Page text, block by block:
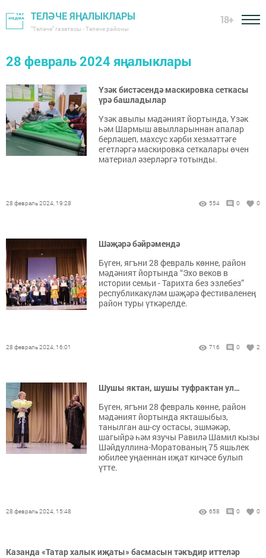
ТЕЛӘЧЕ ЯҢАЛЫКЛАРЫ
"Теләче" газетасы - Теләче районы
18+
28 февраль 2024 яңалыклары
Үзәк бистәсендә маскировка сеткасы
үрә башладылар
Үзәк авылы мәдәният йортында, Үзәк
һәм Шармыш авылларыннан апалар
берләшеп, махсус хәрби хезмәттәге
егетләргә маскировка сеткалары өчен
материал әзерләргә тотынды.
28 февраль 2024, 19:28 554 0 0
Шәҗәрә бәйрәмендә
Бүген, ягъни 28 февраль көнне, район
мәдәният йортында “Эхо веков в
истории семьи - Тарихта без эзлебез”
республикакүләм шәҗәрә фестиваленең
район туры үткәрелде.
28 февраль 2024, 16:01 716 0 2
Шушы яктан, шушы туфрактан ул…
Бүген, ягъни 28 февраль көнне, район
мәдәният йортында якташыбыз,
танылган аш-су остасы, эшмәкәр,
шагыйрә һәм язучы Равилә Шамил кызы
Шәйдуллина-Моратованың 75 яшьлек
юбилее уңаеннан иҗат кичәсе булып
үтте.
28 февраль 2024, 15:48 658 0 0
Казанда «Татар халык иҗаты» басмасын тәкъдир иттеләр